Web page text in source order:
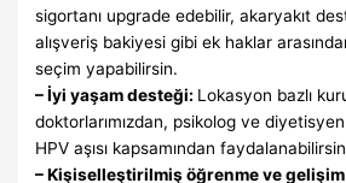
sigortanı upgrade edebilir, akaryakıt
alışveriş bakiyesi gibi ek haklar
seçim yapabilirsin.
– İyi yaşam desteği: Lokasyon bazlı
doktorlarımızdan, psikolog ve
HPV aşısı kapsamından
– Kişiselleştirilmiş öğrenme ve gelişim